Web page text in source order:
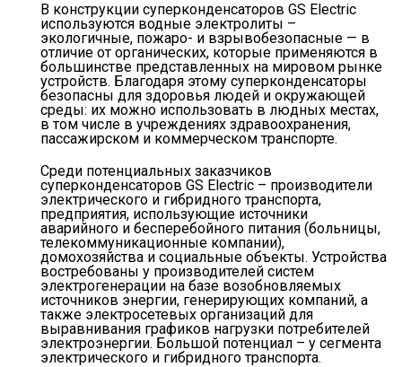
В конструкции суперконденсаторов GS Electric
используются водные электролиты –
экологичные, пожаро- и взрывобезопасные — в
отличие от органических, которые применяются в
большинстве представленных на мировом рынке
устройств. Благодаря этому суперконденсаторы
безопасны для здоровья людей и окружающей
среды: их можно использовать в людных местах,
в том числе в учреждениях здравоохранения,
пассажирском и коммерческом транспорте.
Среди потенциальных заказчиков
суперконденсаторов GS Electric – производители
электрического и гибридного транспорта,
предприятия, использующие источники
аварийного и бесперебойного питания (больницы,
телекоммуникационные компании),
домохозяйства и социальные объекты. Устройства
востребованы у производителей систем
электрогенерации на базе возобновляемых
источников энергии, генерирующих компаний, а
также электросетевых организаций для
выравнивания графиков нагрузки потребителей
электроэнергии. Большой потенциал – у сегмента
электрического и гибридного транспорта.